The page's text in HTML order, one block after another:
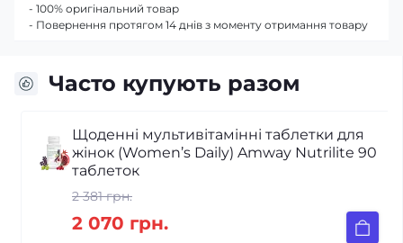
Часто купують разом
Щоденні мультивітамінні таблетки для
жінок (Women’s Daily) Amway Nutrilite 90
таблеток
2 381 грн.
2 070 грн.
- 100% оригінальний товар
- Повернення протягом 14 днів з моменту отримання товару